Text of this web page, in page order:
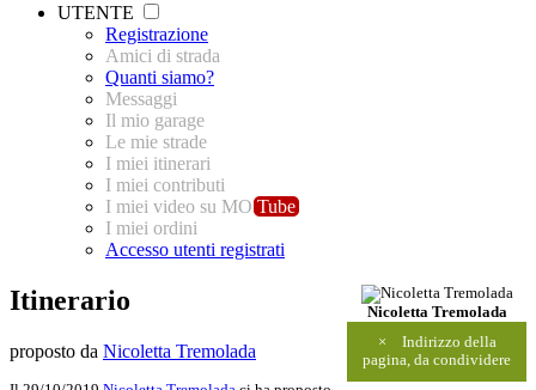
UTENTE
Registrazione
Amici di strada
Quanti siamo?
Messaggi
Il mio garage
Le mie strade
I miei itinerari
I miei contributi
I miei video su MO Tube
I miei ordini
Accesso utenti registrati
Nicoletta Tremolada
×
Indirizzo della
pagina, da condividere
Itinerario
proposto da Nicoletta Tremolada